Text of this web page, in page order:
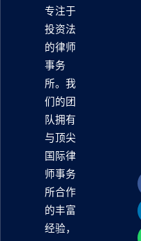
专注于
投资法
的律师
事务
所。我
们的团
队拥有
与顶尖
国际律
师事务
所合作
的丰富
经验，